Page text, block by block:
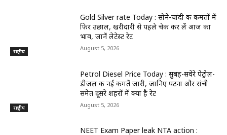
राष्ट्रीय
Gold Silver rate Today : सोने-चांदी की कीमतों में
फिर उछाल, खरीदारी से पहले चेक कर लें आज का
भाव, जानें लेटेस्ट रेट
August 5, 2026
राष्ट्रीय
Petrol Diesel Price Today : सुबह-सवेरे पेट्रोल-
डीजल की नई कीमतें जारी, जानिए पटना और रांची
समेत दूसरे शहरों में क्या है रेट
August 5, 2026
NEET Exam Paper leak NTA action :